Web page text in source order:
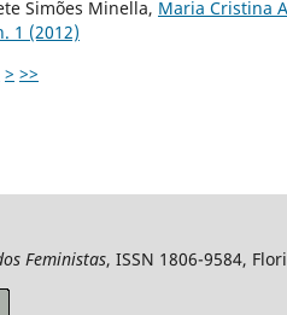
Simões Minella, Maria Cristina
1 (2012)
> >>
Feministas, ISSN 1806-9584,